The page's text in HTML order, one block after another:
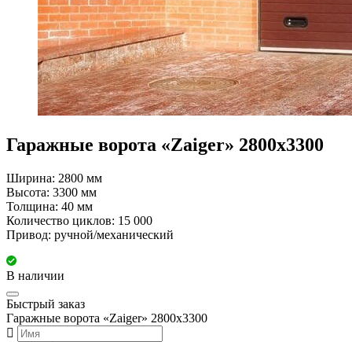
Гаражные ворота «Zaiger» 2800x3300
Ширина: 2800 мм
Высота: 3300 мм
Толщина: 40 мм
Количество циклов: 15 000
Привод: ручной/механический
В наличии
Быстрый заказ
Гаражные ворота «Zaiger» 2800x3300